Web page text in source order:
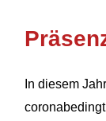
In diesem